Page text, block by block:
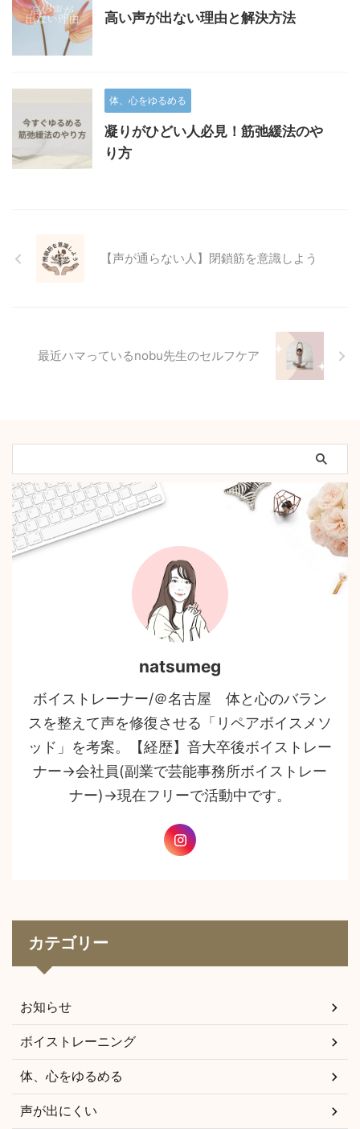
高い声が出ない理由と解決方法
体、心をゆるめる
凝りがひどい人必見！筋弛緩法のや
り方
【声が通らない人】閉鎖筋を意識しよう
最近ハマっているnobu先生のセルフケア
natsumeg
ボイストレーナー/＠名古屋 体と心のバラン
スを整えて声を修復させる「リペアボイスメソ
ッド」を考案。【経歴】音大卒後ボイストレー
ナー→会社員(副業で芸能事務所ボイストレー
ナー)→現在フリーで活動中です。
カテゴリー
お知らせ
ボイストレーニング
体、心をゆるめる
声が出にくい